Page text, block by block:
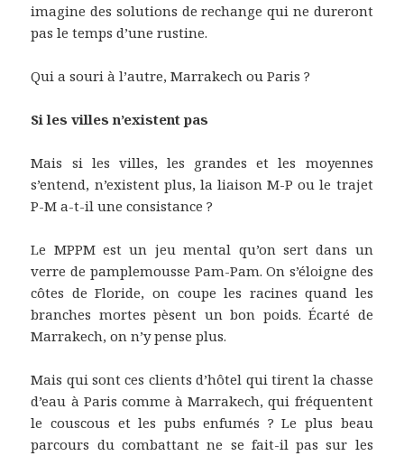
imagine des solutions de rechange qui ne dureront
pas le temps d’une rustine.
Qui a souri à l’autre, Marrakech ou Paris ?
Si les villes n’existent pas
Mais si les villes, les grandes et les moyennes
s’entend, n’existent plus, la liaison M-P ou le trajet
P-M a-t-il une consistance ?
Le MPPM est un jeu mental qu’on sert dans un
verre de pamplemousse Pam-Pam. On s’éloigne des
côtes de Floride, on coupe les racines quand les
branches mortes pèsent un bon poids. Écarté de
Marrakech, on n’y pense plus.
Mais qui sont ces clients d’hôtel qui tirent la chasse
d’eau à Paris comme à Marrakech, qui fréquentent
le couscous et les pubs enfumés ? Le plus beau
parcours du combattant ne se fait-il pas sur les